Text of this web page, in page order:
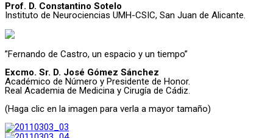
Prof. D. Constantino Sotelo
Instituto de Neurociencias UMH-CSIC, San Juan de Alicante.
”Fernando de Castro, un espacio y un tiempo”
Excmo. Sr. D. José Gómez Sánchez
Académico de Número y Presidente de Honor.
Real Academia de Medicina y Cirugía de Cádiz.
(Haga clic en la imagen para verla a mayor tamaño)